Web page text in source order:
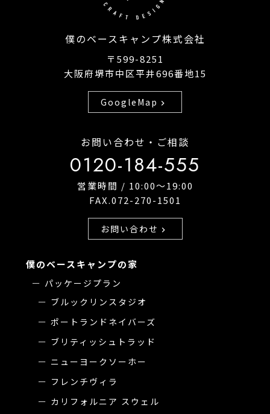
僕のベースキャンプ株式会社
〒599-8251
大阪府堺市中区平井696番地15
GoogleMap chevron_right
お問い合わせ・ご相談
0120-184-555
営業時間 / 10:00〜19:00
FAX.072-270-1501
お問い合わせ chevron_right
僕のベースキャンプの家
パッケージプラン
ブルックリンスタジオ
ポートランドネイバーズ
ブリティッシュトラッド
ニューヨークソーホー
フレンチヴィラ
カリフォルニア スウェル